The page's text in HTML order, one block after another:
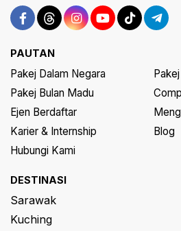
PAUTAN
Pakej Dalam Negara
Pakej Bulan Madu
Ejen Berdaftar
Karier & Internship
Blog
Hubungi Kami
DESTINASI
Sarawak
Kuching